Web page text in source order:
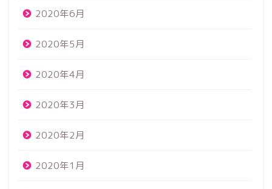
2020年6月
2020年5月
2020年4月
2020年3月
2020年2月
2020年1月